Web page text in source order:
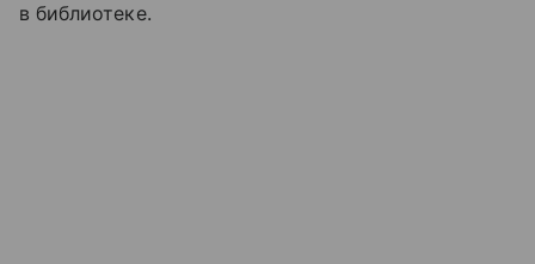
в библиотеке.